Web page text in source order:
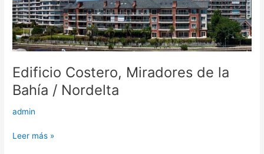
Edificio Costero, Miradores de la
Bahía / Nordelta
admin
Costero,
Miradores
de
la
/
Nordelta
Leer más »